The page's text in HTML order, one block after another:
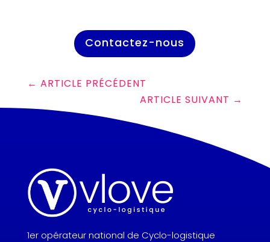
Contactez-nous
← ARTICLE PRÉCÉDENT
ARTICLE SUIVANT →
1er opérateur national de Cyclo-logistique